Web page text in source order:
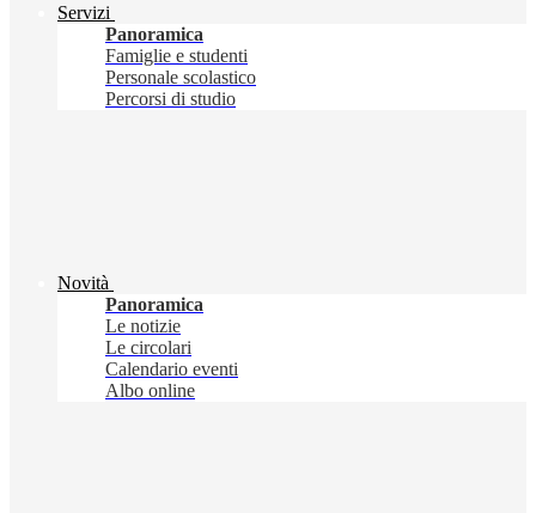
Servizi
Panoramica
Famiglie e studenti
Personale scolastico
Percorsi di studio
Novità
Panoramica
Le notizie
Le circolari
Calendario eventi
Albo online